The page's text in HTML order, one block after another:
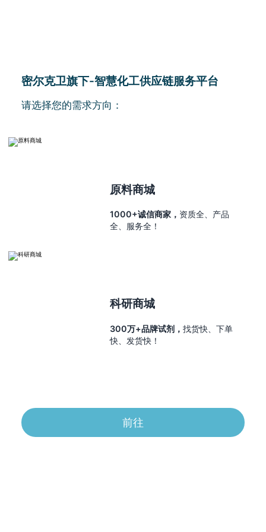
密尔克卫旗下-智慧化工供应链服务平台
请选择您的需求方向：
原料商城
1000+诚信商家， 资质全、产品
全、服务全！
科研商城
300万+品牌试剂，找货快、下单
快、发货快！
前往